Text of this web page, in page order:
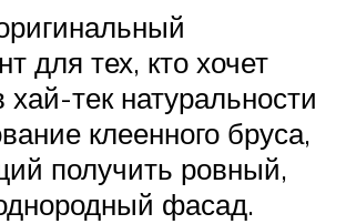
для тех, кто хочет
хай-тек натуральности
клеенного бруса,
получить ровный,
фасад.